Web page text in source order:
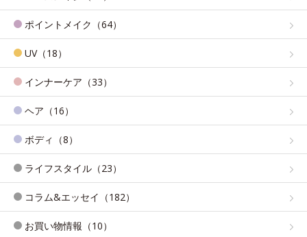
ポイントメイク（64）
UV（18）
インナーケア（33）
ヘア（16）
ボディ（8）
ライフスタイル（23）
コラム&エッセイ（182）
お買い物情報（10）